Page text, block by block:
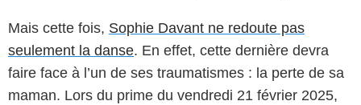
Mais cette fois, Sophie Davant ne redoute pas
seulement la danse. En effet, cette dernière devra
faire face à l’un de ses traumatismes : la perte de sa
maman. Lors du prime du vendredi 21 février 2025,